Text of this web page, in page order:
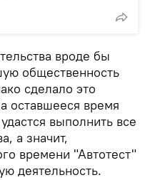
вроде бы
общественность
сделало это
оставшееся время
выполнить все
а значит,
времени "Автотест"
деятельность.